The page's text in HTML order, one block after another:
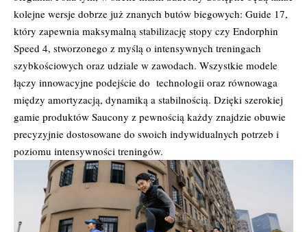
kolejne wersje dobrze już znanych butów biegowych: Guide 17,
który zapewnia maksymalną stabilizację stopy czy Endorphin
Speed 4, stworzonego z myślą o intensywnych treningach
szybkościowych oraz udziale w zawodach. Wszystkie modele
łączy innowacyjne podejście do technologii oraz równowaga
między amortyzacją, dynamiką a stabilnością. Dzięki szerokiej
gamie produktów Saucony z pewnością każdy znajdzie obuwie
precyzyjnie dostosowane do swoich indywidualnych potrzeb i
poziomu intensywności treningów.